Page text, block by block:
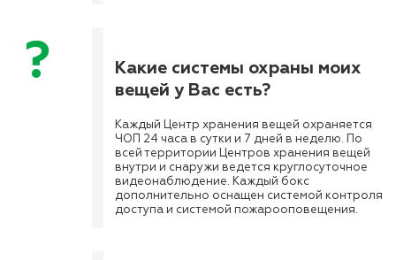
Какие системы охраны моих
вещей у Вас есть?
Каждый Центр хранения вещей охраняется
ЧОП 24 часа в сутки и 7 дней в неделю. По
всей территории Центров хранения вещей
внутри и снаружи ведется круглосуточное
видеонаблюдение. Каждый бокс
дополнительно оснащен системой контроля
доступа и системой пожарооповещения.